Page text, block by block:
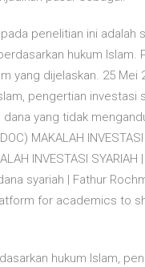
penelitian ini adalah
hukum Islam.
yang dijelaskan. 25 Mei
pengertian investasi
yang tidak
MAKALAH INVESTASI
INVESTASI
syariah | Fathur
for academics to
hukum Islam,